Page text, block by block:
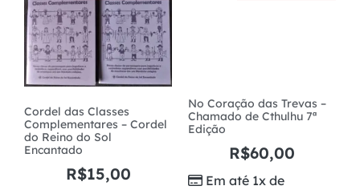
Cordel das Classes
Complementares – Cordel
do Reino do Sol
Encantado
R$15,00
No Coração das Trevas –
Chamado de Cthulhu 7ª
Edição
R$60,00
Em até 1x de